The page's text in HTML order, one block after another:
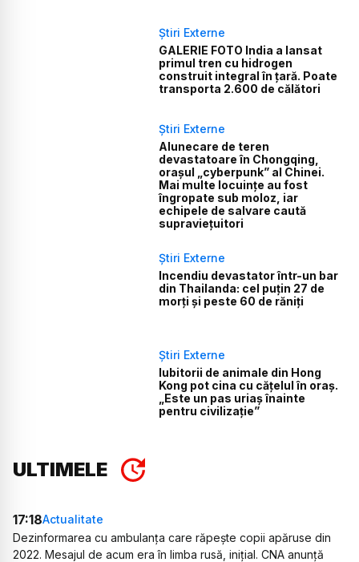
Știri Externe
GALERIE FOTO India a lansat
primul tren cu hidrogen
construit integral în țară. Poate
transporta 2.600 de călători
Știri Externe
Alunecare de teren
devastatoare în Chongqing,
orașul „cyberpunk” al Chinei.
Mai multe locuințe au fost
îngropate sub moloz, iar
echipele de salvare caută
supraviețuitori
Știri Externe
Incendiu devastator într-un bar
din Thailanda: cel puțin 27 de
morți și peste 60 de răniți
Știri Externe
Iubitorii de animale din Hong
Kong pot cina cu cățelul în oraș.
„Este un pas uriaș înainte
pentru civilizație”
ULTIMELE
17:18Actualitate
Dezinformarea cu ambulanța care răpește copii apăruse din
2022. Mesajul de acum era în limba rusă, inițial. CNA anunță